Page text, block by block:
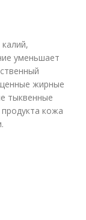
уменьшает
жирные
тыквенные
кожа